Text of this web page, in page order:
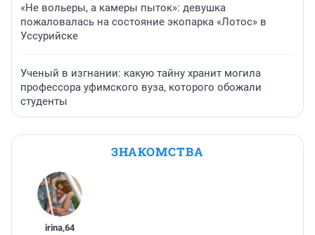
«Не вольеры, а камеры пыток»: девушка
пожаловалась на состояние экопарка «Лотос» в
Уссурийске
Ученый в изгнании: какую тайну хранит могила
профессора уфимского вуза, которого обожали
студенты
ЗНАКОМСТВА
irina,64